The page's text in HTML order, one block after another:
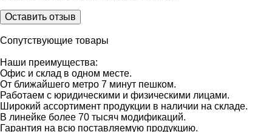
Оставить отзыв
Сопутствующие товары
Наши преимущества:
Офис и склад в одном месте.
От ближайшего метро 7 минут пешком.
Работаем с юридическими и физическими лицами.
Широкий ассортимент продукции в наличии на складе.
В линейке более 70 тысяч модификаций.
Гарантия на всю поставляемую продукцию.